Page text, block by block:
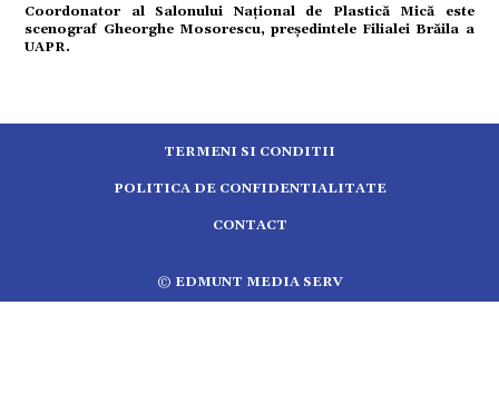
Coordonator al Salonului Național de Plastică Mică este
scenograf Gheorghe Mosorescu, președintele Filialei Brăila a
UAPR.
TERMENI SI CONDITII
POLITICA DE CONFIDENTIALITATE
CONTACT
© EDMUNT MEDIA SERV